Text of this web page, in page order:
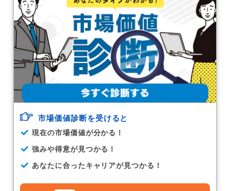
市場価値診断を受けると
現在の市場価値が分かる！
強みや得意が見つかる！
あなたに合ったキャリアが見つかる！